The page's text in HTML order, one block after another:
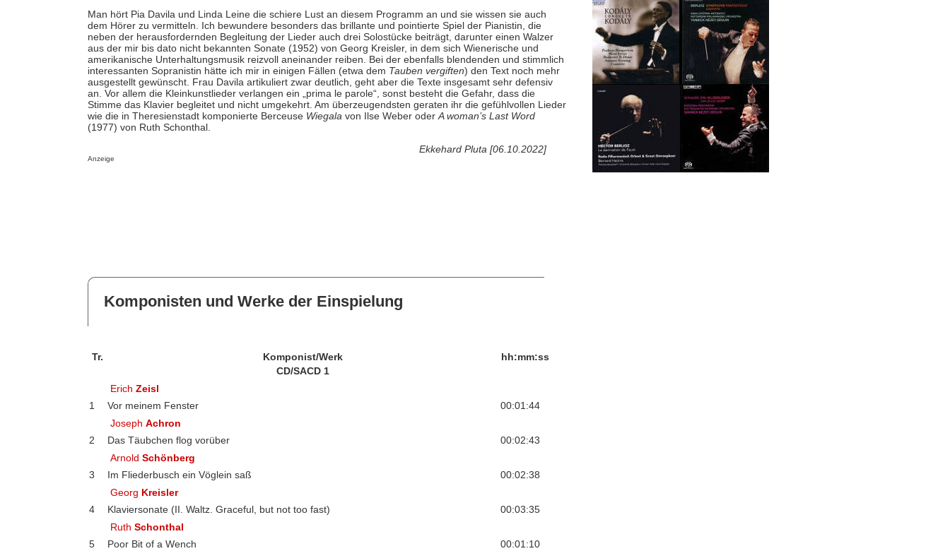
Man hört Pia Davila und Linda Leine die schiere Lust an diesem Programm an und sie wissen sie auch
dem Hörer zu vermitteln. Ich bewundere besonders das brillante und pointierte Spiel der Pianistin, die
neben der herausfordernden Begleitung der Lieder auch drei Solostücke beiträgt, darunter einen Walzer
aus der mir bis dato nicht bekannten Sonate (1952) von Georg Kreisler, in dem sich Wienerische und
amerikanische Unterhaltungsmusik reizvoll aneinander reiben. Bei der ebenfalls blendenden und stimmlich
interessanten Sopranistin hätte ich mir in einigen Fällen (etwa dem Tauben vergiften) den Text noch mehr
ausgestellt gewünscht. Frau Davila artikuliert zwar deutlich, geht aber die Texte insgesamt sehr defensiv
an. Vor allem die Kleinkunstlieder verlangen ein „prima le parole“, sonst besteht die Gefahr, dass die
Stimme das Klavier begleitet und nicht umgekehrt. Am überzeugendsten geraten ihr die gefühlvollen Lieder
wie die in Theresienstadt komponierte Berceuse Wiegalavon Ilse Weber oderA woman’s Last Word
(1977) von Ruth Schonthal.
Ekkehard Pluta [06.10.2022]
Anzeige
Komponisten und Werke der Einspielung
Tr. Komponist/Werk
hh:mm:ss
CD/SACD 1
ErichZeisl
1
Vor meinem Fenster
00:01:44
JosephAchron
2
Das Täubchen flog vorüber
00:02:43
ArnoldSchönberg
3
Im Fliederbusch ein Vöglein saß
00:02:38
Georg Kreisler
4
Klaviersonate (II. Waltz. Graceful, but not too fast)
00:03:35
RuthSchonthal
5
Poor Bit of a Wench
00:01:10